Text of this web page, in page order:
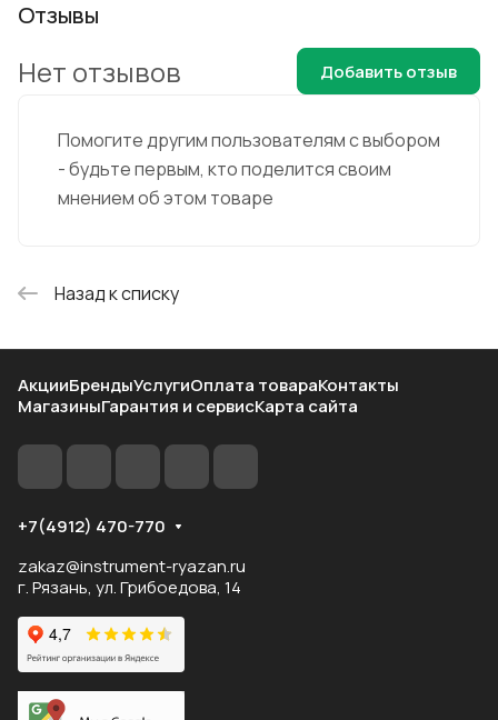
Отзывы
Помогите другим пользователям с выбором
- будьте первым, кто поделится своим
мнением об этом товаре
Нет отзывов Добавить отзыв
Назад к списку
АкцииБрендыУслугиОплата товараКонтакты
МагазиныГарантия и сервисКарта сайта
+7(4912) 470-770
zakaz@instrument-ryazan.ru
г. Рязань, ул. Грибоедова, 14